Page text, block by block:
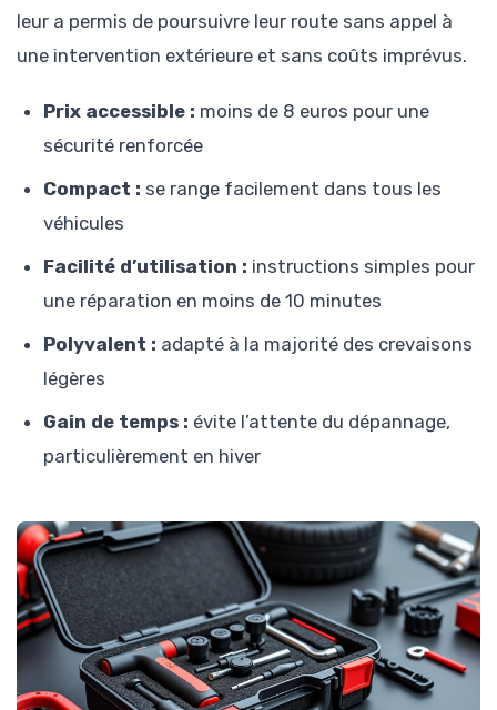
leur a permis de poursuivre leur route sans appel à
une intervention extérieure et sans coûts imprévus.
Prix accessible : moins de 8 euros pour une
sécurité renforcée
Compact : se range facilement dans tous les
véhicules
Facilité d’utilisation : instructions simples pour
une réparation en moins de 10 minutes
Polyvalent : adapté à la majorité des crevaisons
légères
Gain de temps : évite l’attente du dépannage,
particulièrement en hiver